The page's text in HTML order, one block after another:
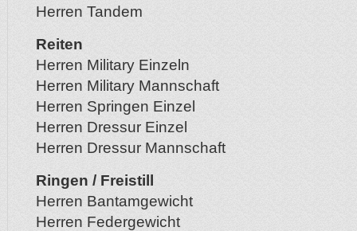
Herren Tandem
Reiten
Herren Military Einzeln
Herren Military Mannschaft
Herren Springen Einzel
Herren Dressur Einzel
Herren Dressur Mannschaft
Ringen / Freistill
Herren Bantamgewicht
Herren Federgewicht